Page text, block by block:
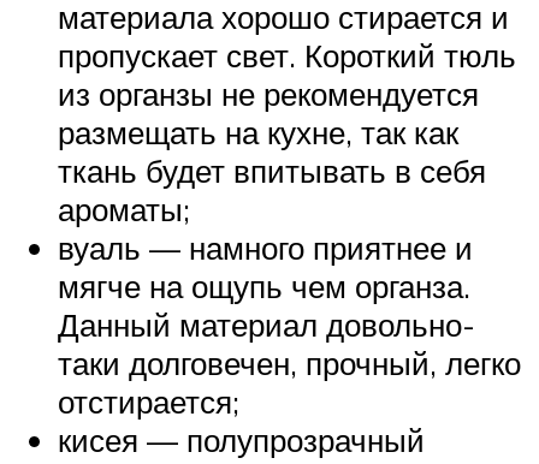
материала хорошо стирается и
пропускает свет. Короткий тюль
из органзы не рекомендуется
размещать на кухне, так как
ткань будет впитывать в себя
ароматы;
вуаль — намного приятнее и
мягче на ощупь чем органза.
Данный материал довольно-
таки долговечен, прочный, легко
отстирается;
кисея — полупрозрачный